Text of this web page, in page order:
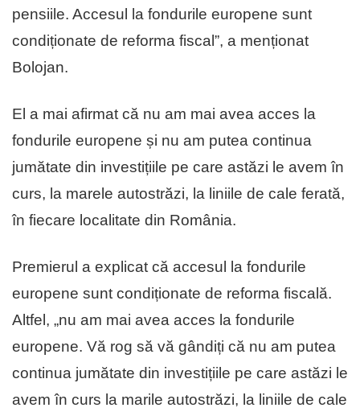
pensiile. Accesul la fondurile europene sunt
condiționate de reforma fiscal”, a menționat
Bolojan.
El a mai afirmat că nu am mai avea acces la
fondurile europene și nu am putea continua
jumătate din investițiile pe care astăzi le avem în
curs, la marele autostrăzi, la liniile de cale ferată,
în fiecare localitate din România.
Premierul a explicat că accesul la fondurile
europene sunt condiționate de reforma fiscală.
Altfel, „nu am mai avea acces la fondurile
europene. Vă rog să vă gândiți că nu am putea
continua jumătate din investițiile pe care astăzi le
avem în curs la marile autostrăzi, la liniile de cale